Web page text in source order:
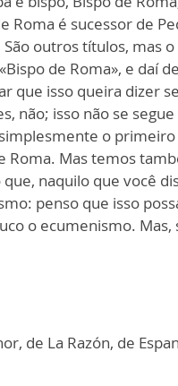
Roma é sucessor de
outros títulos, mas o
de Roma», e daí
que isso queira dizer
não; isso não se segue
o
Roma. Mas temos
naquilo que você
penso que isso
o ecumenismo. Mas,
de La Razón, de